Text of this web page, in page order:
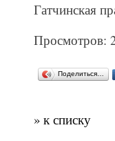
Гатчинская
Просмотров:
Поделиться…
» к списку